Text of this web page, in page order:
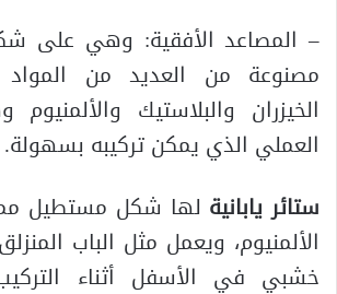
– المصاعد الأفقية: وهي على
مصنوعة من العديد من المواد
الخيزران والبلاستيك
العملي الذي يمكن تركيبه بسهولة.
ستائر يابانية لها شكل مستطيل
الألمنيوم، ويعمل مثل الباب
خشبي في الأسفل أثناء